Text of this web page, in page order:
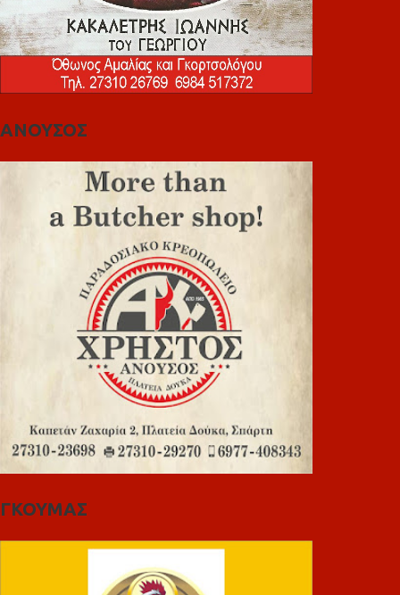
ΑΝΟΥΣΟΣ
ΓΚΟΥΜΑΣ